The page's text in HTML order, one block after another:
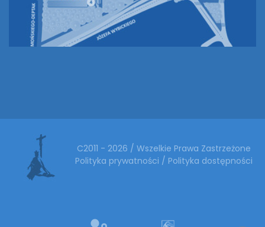
C2011 - 2026 / Wszelkie Prawa Zastrzeżone
Polityka prywatności / Polityka dostępności